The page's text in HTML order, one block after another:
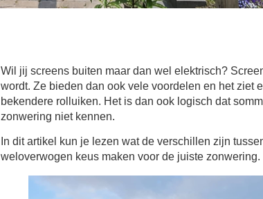
Wil jij screens buiten maar dan wel elektrisch?
wordt. Ze bieden dan ook vele voordelen en het ziet
bekendere rolluiken. Het is dan ook logisch dat
zonwering niet kennen.
In dit artikel kun je lezen wat de verschillen zijn
weloverwogen keus maken voor de juiste zonwering.